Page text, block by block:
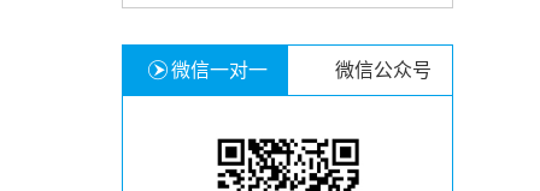
微信一对一 微信公众号